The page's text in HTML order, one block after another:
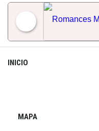
INICIO
MAPA